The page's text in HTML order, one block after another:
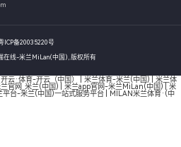
ICP备20035220号
在线-米兰MiLan(中国), 版权所有
开云·体育-开云（中国） 米兰体育-米兰(中国)
米兰体
官网_米兰(中国) 米兰app官网-米兰MiLan(中国)
米
平台-米兰(中国)一站式服务平台
MILAN米兰体育·(中